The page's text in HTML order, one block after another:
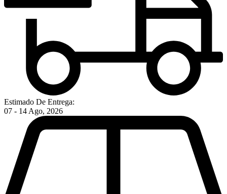
Estimado De Entrega:
07 - 14 Ago, 2026